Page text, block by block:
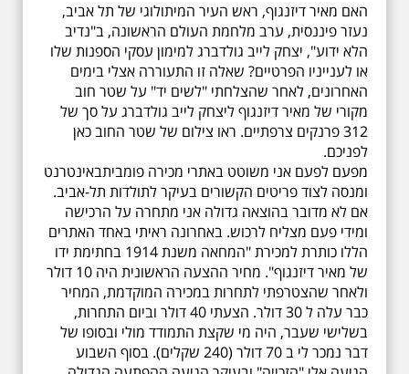
האם מאיר דיזנגוף, ראש העיר המיתולוגי של תל אביב,
נעזר פיננסית, ערב מלחמת העולם הראשונה, ב"נדיב
הלא ידוע", יצחק לייב גולדברג למימון עסקי הספנות שלו
או לענייניו הפרטיים? שאלה זו התעוררה אצלי בימים
האחרונים, לאחר שהצלחתי "לשים יד" על שטר חוב
מקורי של מאיר דיזנגוף ליצחק לייב גולדברג על סך של
312 פרנקים צרפתיים. ראו צילום של שטר החוב כאן
לפניכם.
מפעם לפעם אני משוטט באתרי מכירה פומביתבאינטרנט
ומנסה לצוד פריטים הקשורים בעיקר לתולדות תל-אביב.
אם לא מדובר בהוצאה גדולה אני מתחרה על הרכישה
ומידי פעם מצליח לרכוש. באחרונה ראיתי באחד האתרים
הללו כותרת למכירת "המחאה משנת 1914 בחתימת ידו
של מאיר דיזנגוף". מחיר ההצעה הראשונית היה 10 דולר
ולאחר שהצטרפתי לתחרות במכירה המוקדמת, המחיר
כבר עלה ל 30 דולר. הצעתי 40 דולר וביום התחרות,
בשלישי שעבר, היה מי שקצת התמודד מולי ובסופו של
דבר נמכר לי ב 70 דולר (240 שקלים). בסוף השבוע